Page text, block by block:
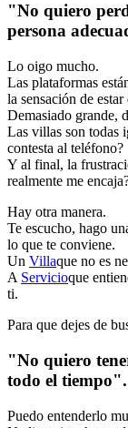
"No quiero
persona
Lo oigo mucho.
Las plataformas
la sensación de
Demasiado grande,
Las villas son todas
contesta al teléfono?
Y al final, la
realmente me
Hay otra manera.
Te escucho, hago
lo que te conviene.
Un Villaque no es
A Servicioque
ti.
Para que dejes de
"No quiero
todo el tiempo".
Puedo entenderlo